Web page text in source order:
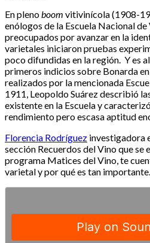
En plenoboom vitivinícola (1908-
enólogos de la Escuela Nacional
preocupados por avanzar en la
varietales iniciaron pruebas
poco difundidas en la región. Y es
primeros indicios sobre Bonarda
realizados por la mencionada
1911, Leopoldo Suárez describió
existente en la Escuela y
rendimiento pero escasa aptitud
Florencia Rodríguez investigadora
sección Recuerdos del Vino que se
programa Matices del Vino, te
varietal y por qué es tan importante.